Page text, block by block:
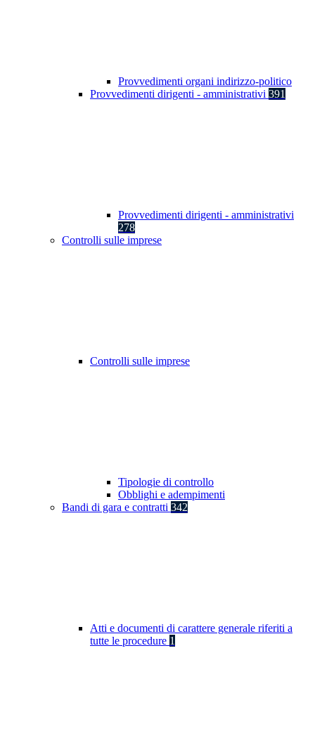
Provvedimenti organi indirizzo-politico
Provvedimenti dirigenti - amministrativi 391
Provvedimenti dirigenti - amministrativi
278
Controlli sulle imprese
Controlli sulle imprese
Tipologie di controllo
Obblighi e adempimenti
Bandi di gara e contratti 342
Atti e documenti di carattere generale riferiti a
tutte le procedure 1